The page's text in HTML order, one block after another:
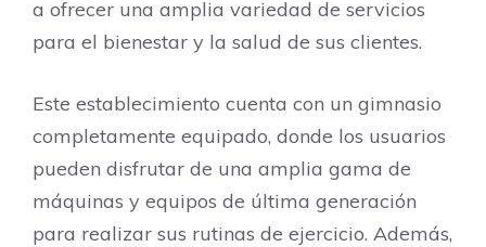
a ofrecer una amplia variedad de servicios
para el bienestar y la salud de sus clientes.
Este establecimiento cuenta con un gimnasio
completamente equipado, donde los usuarios
pueden disfrutar de una amplia gama de
máquinas y equipos de última generación
para realizar sus rutinas de ejercicio. Además,